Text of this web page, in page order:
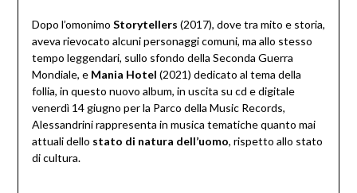
Dopo l’omonimo Storytellers (2017), dove tra mito e storia,
aveva rievocato alcuni personaggi comuni, ma allo stesso
tempo leggendari, sullo sfondo della Seconda Guerra
Mondiale, e Mania Hotel (2021) dedicato al tema della
follia, in questo nuovo album, in uscita su cd e digitale
venerdì 14 giugno per la Parco della Music Records,
Alessandrini rappresenta in musica tematiche quanto mai
attuali dello stato di natura dell’uomo, rispetto allo stato
di cultura.